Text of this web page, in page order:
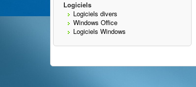
Logiciels
Logiciels divers
Windows Office
Logiciels Windows